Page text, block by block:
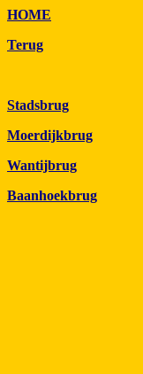
HOME
Terug
Stadsbrug
Moerdijkbrug
Wantijbrug
Baanhoekbrug